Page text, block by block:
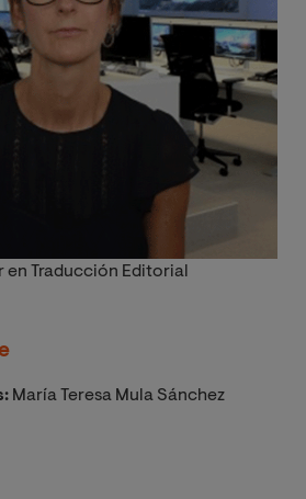
en Traducción Editorial
María Teresa Mula Sánchez